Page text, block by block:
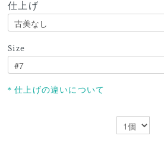
仕上げ
Size
＊仕上げの違いについて